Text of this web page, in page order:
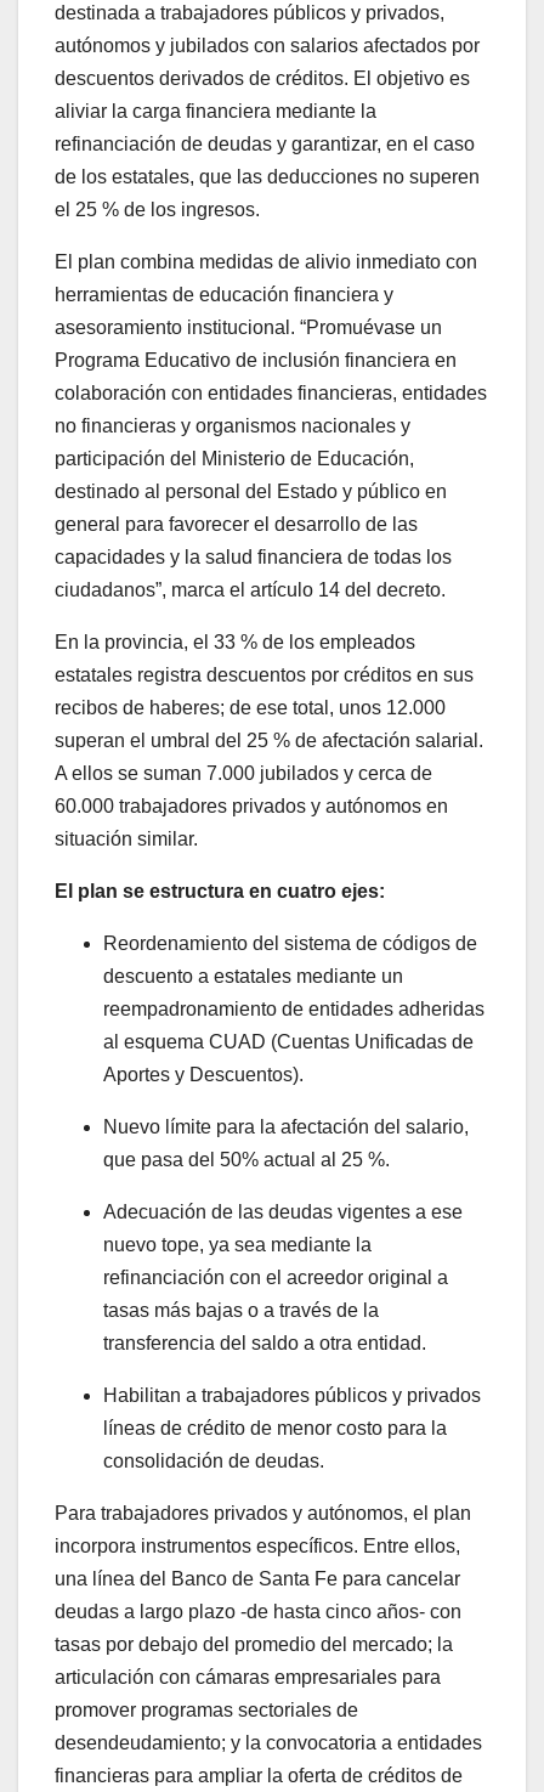
destinada a trabajadores públicos y privados,
autónomos y jubilados con salarios afectados por
descuentos derivados de créditos. El objetivo es
aliviar la carga financiera mediante la
refinanciación de deudas y garantizar, en el caso
de los estatales, que las deducciones no superen
el 25 % de los ingresos.
El plan combina medidas de alivio inmediato con
herramientas de educación financiera y
asesoramiento institucional. “Promuévase un
Programa Educativo de inclusión financiera en
colaboración con entidades financieras, entidades
no financieras y organismos nacionales y
participación del Ministerio de Educación,
destinado al personal del Estado y público en
general para favorecer el desarrollo de las
capacidades y la salud financiera de todas los
ciudadanos”, marca el artículo 14 del decreto.
En la provincia, el 33 % de los empleados
estatales registra descuentos por créditos en sus
recibos de haberes; de ese total, unos 12.000
superan el umbral del 25 % de afectación salarial.
A ellos se suman 7.000 jubilados y cerca de
60.000 trabajadores privados y autónomos en
situación similar.
El plan se estructura en cuatro ejes:
Reordenamiento del sistema de códigos de
descuento a estatales mediante un
reempadronamiento de entidades adheridas
al esquema CUAD (Cuentas Unificadas de
Aportes y Descuentos).
Nuevo límite para la afectación del salario,
que pasa del 50% actual al 25 %.
Adecuación de las deudas vigentes a ese
nuevo tope, ya sea mediante la
refinanciación con el acreedor original a
tasas más bajas o a través de la
transferencia del saldo a otra entidad.
Habilitan a trabajadores públicos y privados
líneas de crédito de menor costo para la
consolidación de deudas.
Para trabajadores privados y autónomos, el plan
incorpora instrumentos específicos. Entre ellos,
una línea del Banco de Santa Fe para cancelar
deudas a largo plazo -de hasta cinco años- con
tasas por debajo del promedio del mercado; la
articulación con cámaras empresariales para
promover programas sectoriales de
desendeudamiento; y la convocatoria a entidades
financieras para ampliar la oferta de créditos de